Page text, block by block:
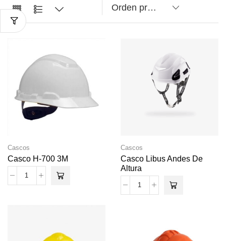
Cascos
Casco H-700 3M
Cascos
Casco Libus Andes De
Altura